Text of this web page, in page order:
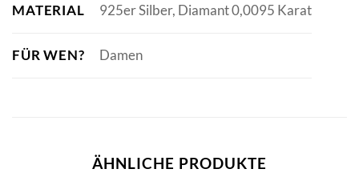
MATERIAL 925er Silber, Diamant 0,0095 Karat
FÜR WEN? Damen
ÄHNLICHE PRODUKTE